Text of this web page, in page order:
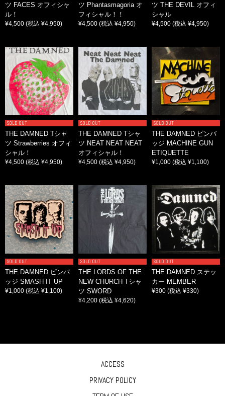
ツ FACES オフィシャ
ル！
¥4,500 (税込 ¥4,950)
ツ Phantasmagoria オ
フィシャル！！
¥4,500 (税込 ¥4,950)
ツ THE DEVIL オフィ
シャル
¥4,500 (税込 ¥4,950)
SOLD OUT
THE DAMNED Tシャ
ツ Strawberries オフィ
シャル！
¥4,500 (税込 ¥4,950)
SOLD OUT
THE DAMNED Tシャ
ツ NEAT NEAT NEAT
オフィシャル！
¥4,500 (税込 ¥4,950)
SOLD OUT
THE DAMNED ピンバ
ッジ MACHINE GUN
ETIQUETTE
¥1,000 (税込 ¥1,100)
SOLD OUT
THE DAMNED ピンバ
ッジ SMASH IT UP
¥1,000 (税込 ¥1,100)
SOLD OUT
THE LORDS OF THE
NEW CHURCH Tシャ
ツ SWORD
¥4,200 (税込 ¥4,620)
SOLD OUT
THE DAMNED ステッ
カー MEMBER
¥300 (税込 ¥330)
ACCESS
PRIVACY POLICY